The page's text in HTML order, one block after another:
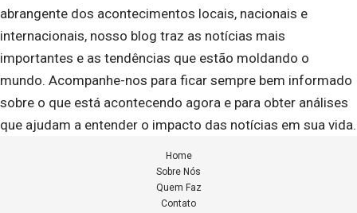
abrangente dos acontecimentos locais, nacionais e
internacionais, nosso blog traz as notícias mais
importantes e as tendências que estão moldando o
mundo. Acompanhe-nos para ficar sempre bem informado
sobre o que está acontecendo agora e para obter análises
que ajudam a entender o impacto das notícias em sua vida.
Home
Sobre Nós
Quem Faz
Contato